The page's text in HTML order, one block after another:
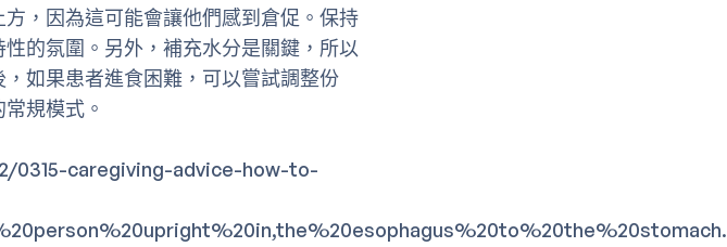
，因為這可能會讓他們感到倉促。保持
的氛圍。另外，補充水分是關鍵，所以
如果患者進食困難，可以嘗試調整份
規模式。
0315-caregiving-advice-how-to-